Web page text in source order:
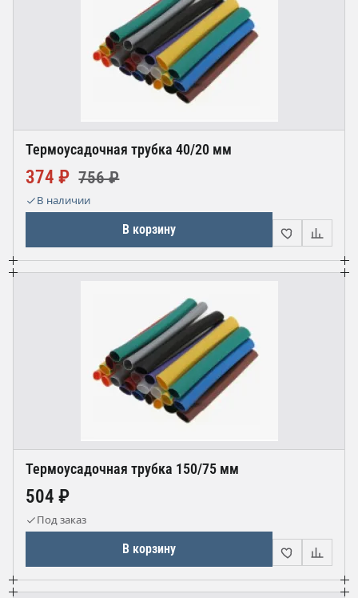
Термоусадочная трубка 40/20 мм
374 ₽ 756 ₽
В наличии
В корзину
Термоусадочная трубка 150/75 мм
504 ₽
Под заказ
В корзину